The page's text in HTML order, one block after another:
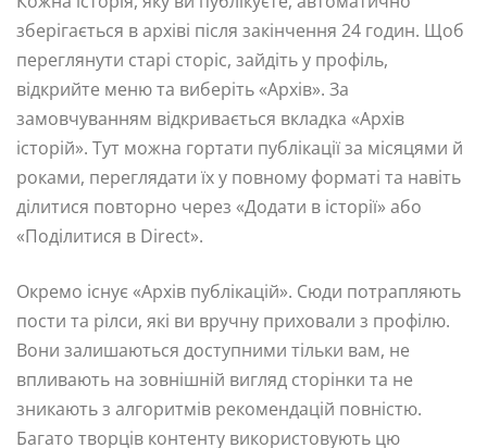
зберігається в архіві після закінчення 24 годин. Щоб
переглянути старі сторіс, зайдіть у профіль,
відкрийте меню та виберіть «Архів». За
замовчуванням відкривається вкладка «Архів
історій». Тут можна гортати публікації за місяцями й
роками, переглядати їх у повному форматі та навіть
ділитися повторно через «Додати в історії» або
«Поділитися в Direct».
Окремо існує «Архів публікацій». Сюди потрапляють
пости та рілси, які ви вручну приховали з профілю.
Вони залишаються доступними тільки вам, не
впливають на зовнішній вигляд сторінки та не
зникають з алгоритмів рекомендацій повністю.
Багато творців контенту використовують цю